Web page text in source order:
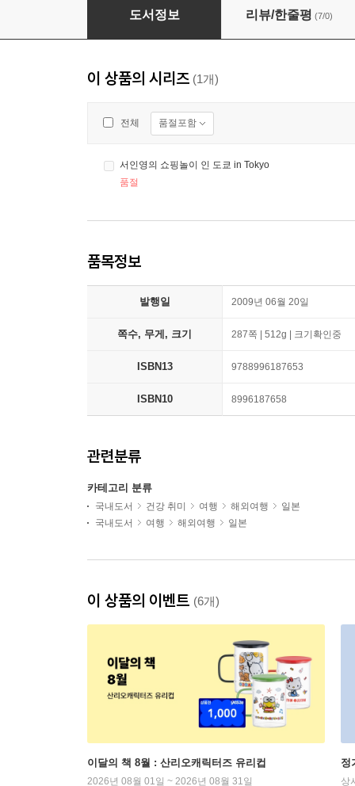
서인영의 쇼핑놀이 인 도쿄 in Tokyo
도서정보 리뷰/한줄평 (7/0)
이 상품의 시리즈 (1개)
전체 품절포함
서인영의 쇼핑놀이 인 도쿄 in Tokyo
품절
품목정보
발행일 2009년 06월 20일
쪽수, 무게, 크기 287쪽 | 512g | 크기확인중
ISBN13 9788996187653
ISBN10 8996187658
관련분류
카테고리 분류
국내도서 건강 취미 여행 해외여행
일본
국내도서
여행 해외여행 일본
이 상품의 이벤트 (6개)
이달의 책 8월 : 산리오캐릭터즈 유리컵
2026년 08월 01일 ~ 2026년 08월 31일
정
상